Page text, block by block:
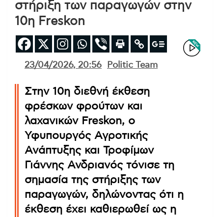
στήριξη των παραγωγών στην
10η Freskon
23/04/2026, 20:56 Politic Team
Στην 10η διεθνή έκθεση
φρέσκων φρούτων και
λαχανικών Freskon, ο
Υφυπουργός Αγροτικής
Ανάπτυξης και Τροφίμων
Γιάννης Ανδριανός τόνισε τη
σημασία της στήριξης των
παραγωγών, δηλώνοντας ότι η
έκθεση έχει καθιερωθεί ως η